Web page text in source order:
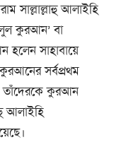
সাল্লাল্লাহু আলাইহি
কুরআন’ বা
হলেন সাহাবায়ে
সর্বপ্রথম
তাঁদেরকে কুরআন
আলাইহি